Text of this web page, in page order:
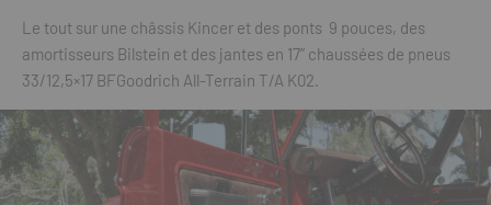
Le tout sur une châssis Kincer et des ponts 9 pouces, des
amortisseurs Bilstein et des jantes en 17’’ chaussées de pneus
33/12,5×17 BFGoodrich All-Terrain T/A K02.